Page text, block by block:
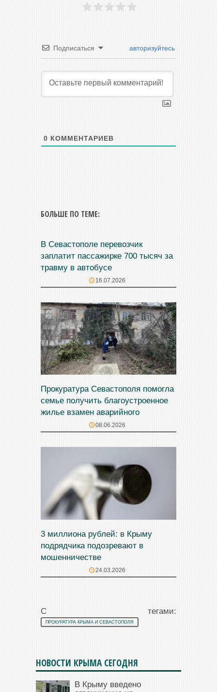
Подписаться авторизуйтесь
0 КОММЕНТАРИЕВ
БОЛЬШЕ ПО ТЕМЕ:
В Севастополе перевозчик
заплатит пассажирке 700 тысяч за
травму в автобусе
16.07.2026
Прокуратура Севастополя помогла
семье получить благоустроенное
жилье взамен аварийного
08.06.2026
3 миллиона рублей: в Крыму
подрядчика подозревают в
мошенничестве
24.03.2026
С тегами:
ПРОКУРАТУРА КРЫМА И СЕВАСТОПОЛЯ
НОВОСТИ КРЫМА СЕГОДНЯ
В Крыму введено